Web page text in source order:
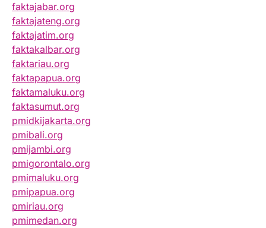
faktajabar.org
faktajateng.org
faktajatim.org
faktakalbar.org
faktariau.org
faktapapua.org
faktamaluku.org
faktasumut.org
pmidkijakarta.org
pmibali.org
pmijambi.org
pmigorontalo.org
pmimaluku.org
pmipapua.org
pmiriau.org
pmimedan.org